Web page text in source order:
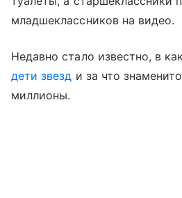
младшеклассников на видео.
Недавно стало известно, в
дети звезд и за что
миллионы.